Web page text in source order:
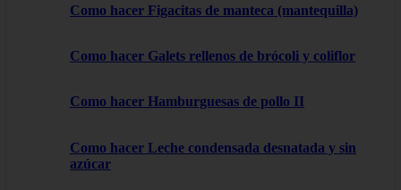
Como hacer Figacitas de manteca (mantequilla)
Como hacer Galets rellenos de brócoli y coliflor
Como hacer Hamburguesas de pollo II
Como hacer Leche condensada desnatada y sin
azúcar